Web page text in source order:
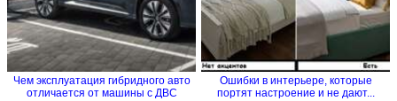
Чем эксплуатация гибридного авто
отличается от машины с ДВС
Ошибки в интерьере, которые
портят настроение и не дают...